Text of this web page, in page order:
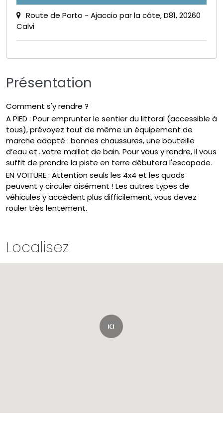
Route de Porto - Ajaccio par la côte, D81, 20260
Calvi
Présentation
Comment s'y rendre ?
A PIED : Pour emprunter le sentier du littoral (accessible à
tous), prévoyez tout de même un équipement de
marche adapté : bonnes chaussures, une bouteille
d’eau et…votre maillot de bain. Pour vous y rendre, il vous
suffit de prendre la piste en terre débutera l'escapade.
EN VOITURE : Attention seuls les 4x4 et les quads
peuvent y circuler aisément ! Les autres types de
véhicules y accèdent plus difficilement, vous devez
rouler très lentement.
Localisez